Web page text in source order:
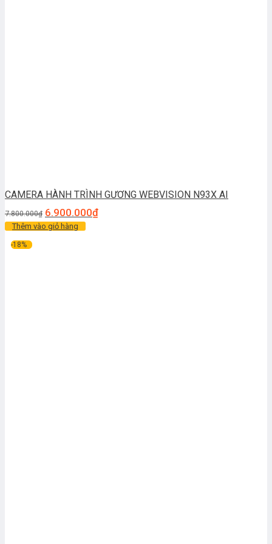
CAMERA HÀNH TRÌNH GƯƠNG WEBVISION N93X AI
7.800.000₫ 6.900.000₫
Thêm vào giỏ hàng
-18%